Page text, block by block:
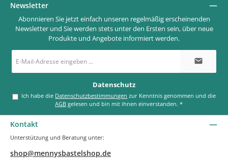
Newsletter
Abonnieren Sie jetzt einfach unseren regelmäßig erscheinenden
Newsletter und Sie werden stets unter den Ersten sein, über neue
Produkte und Angebote informiert werden.
E-
Mail-
*
Datenschutz
Ich habe die Datenschutzbestimmungen
AGB gelesen und bin mit ihnen einverstanden.*
Kontakt
Unterstützung und Beratung unter:
shop@mennysbastelshop.de